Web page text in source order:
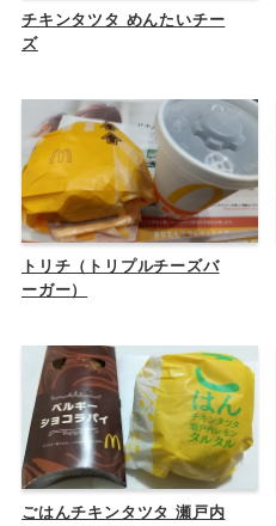
チキンタツタ めんたいチー
ズ
トリチ（トリプルチーズバ
ーガー）
ごはんチキンタツタ 瀬戸内